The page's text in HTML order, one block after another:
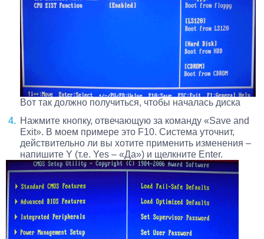
Вот так должно получиться, чтобы началась диска
Нажмите кнопку, отвечающую за команду «Save and
Exit». В моем примере это F10. Система уточнит,
действительно ли вы хотите применить изменения –
напишите Y (т.е. Yes – «Да») и щелкните Enter.